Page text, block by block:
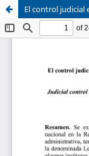
Sistema de
Bibliotecas
Asociación
Foro